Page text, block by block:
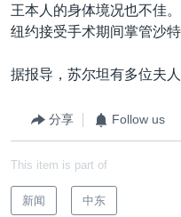
王本人的身体境况也不佳
纽约接受手术期间掌管沙特
据报导，苏尔坦有多位夫
分享 Follow us
This item is part of
新闻 中东